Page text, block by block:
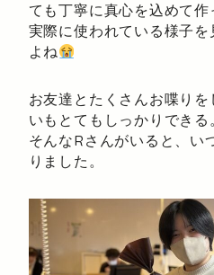
ても丁寧に真心を込めて作
実際に使われている様子
よね
お友達とたくさんお喋り
いもとてもしっかりできる
そんなRさんがいると、い
りました。